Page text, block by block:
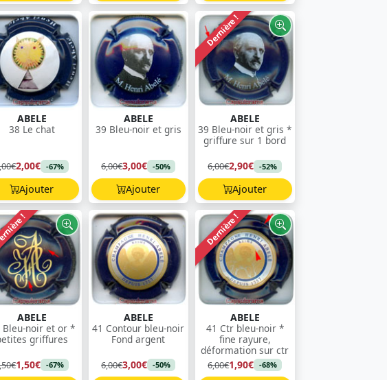
ABELE
38 Le chat
2,00€ -67%
Ajouter
ABELE
39 Bleu-noir et gris
6,00€3,00€ -50%
Ajouter
Dernière !
ABELE
39 Bleu-noir et gris *
griffure sur 1 bord
6,00€2,90€ -52%
Ajouter
!
ABELE
Bleu-noir et or *
griffures
1,50€ -67%
ABELE
41 Contour bleu-noir
Fond argent
6,00€3,00€ -50%
Dernière !
ABELE
41 Ctr bleu-noir *
fine rayure,
déformation sur ctr
6,00€1,90€ -68%